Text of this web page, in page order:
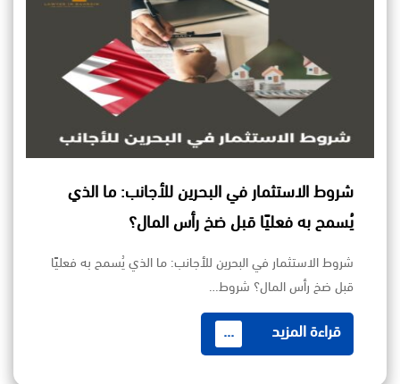
شروط الاستثمار في البحرين للأجانب: ما الذي
يُسمح به فعليًا قبل ضخ رأس المال؟
شروط الاستثمار في البحرين للأجانب: ما الذي يُسمح به فعليًا
قبل ضخ رأس المال؟ شروط…
قراءة المزيد ...